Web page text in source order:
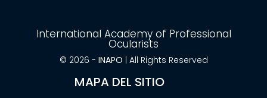
International Academy of Professional
Ocularists
© 2026 - INAPO | All Rights Reserved
MAPA DEL SITIO